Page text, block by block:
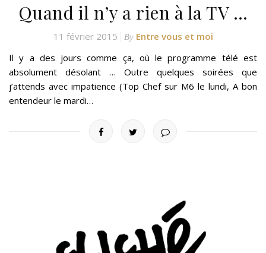
Quand il n’y a rien à la TV …
11 février 2015 By Entre vous et moi
Il y a des jours comme ça, où le programme télé est
absolument désolant … Outre quelques soirées que
j’attends avec impatience (Top Chef sur M6 le lundi, A bon
entendeur le mardi…